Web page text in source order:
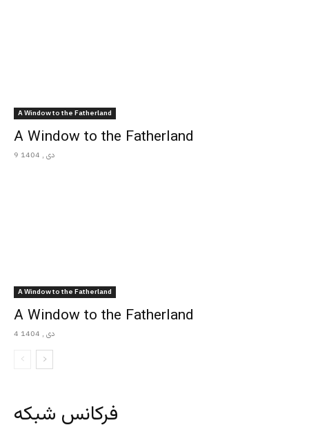
A Window to the Fatherland
A Window to the Fatherland
9 دی , 1404
A Window to the Fatherland
A Window to the Fatherland
4 دی , 1404
فرکانس شبکه